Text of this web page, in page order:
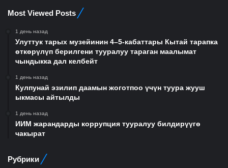
Most Viewed Posts
1 день назад
Улуттук тарых музейинин 4–5-кабаттары Кытай тарапка
өткөрүлүп берилгени тууралуу тараган маалымат
чындыкка дал келбейт
1 день назад
Кулпунай эзилип даамын жоготпоо үчүн туура жууш
ыкмасы айтылды
1 день назад
ИИМ жарандарды коррупция тууралуу билдирүүгө
чакырат
Рубрики